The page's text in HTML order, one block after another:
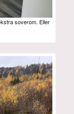
soverom. Eller